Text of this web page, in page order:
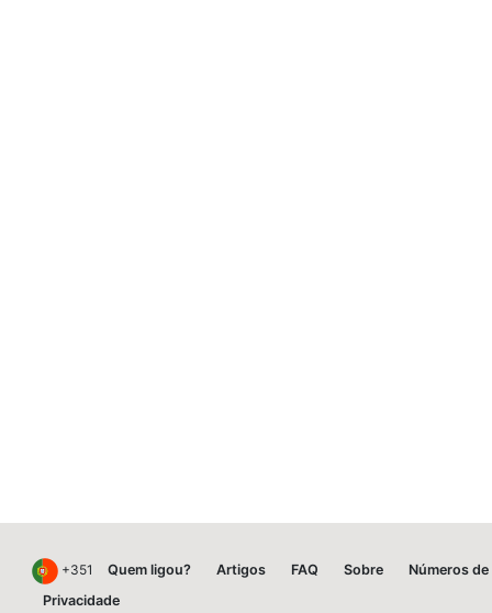
+351 Quem ligou? Artigos FAQ Sobre
Números
Privacidade